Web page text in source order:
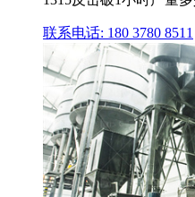
联系电话: 180 3780 8511